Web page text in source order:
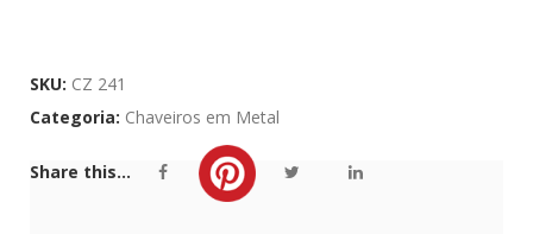
SKU: CZ 241
Categoria: Chaveiros em Metal
Share this...